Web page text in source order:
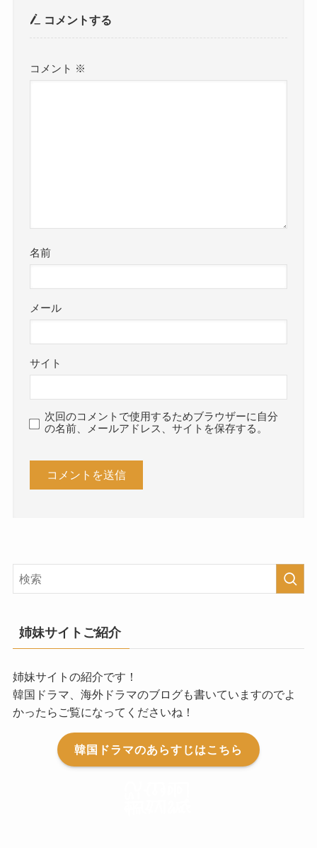
コメントする
コメント ※
名前
メール
サイト
次回のコメントで使用するためブラウザーに自分
の名前、メールアドレス、サイトを保存する。
姉妹サイトご紹介
姉妹サイトの紹介です！
韓国ドラマ、海外ドラマのブログも書いていますのでよ
かったらご覧になってくださいね！
韓国ドラマのあらすじはこちら